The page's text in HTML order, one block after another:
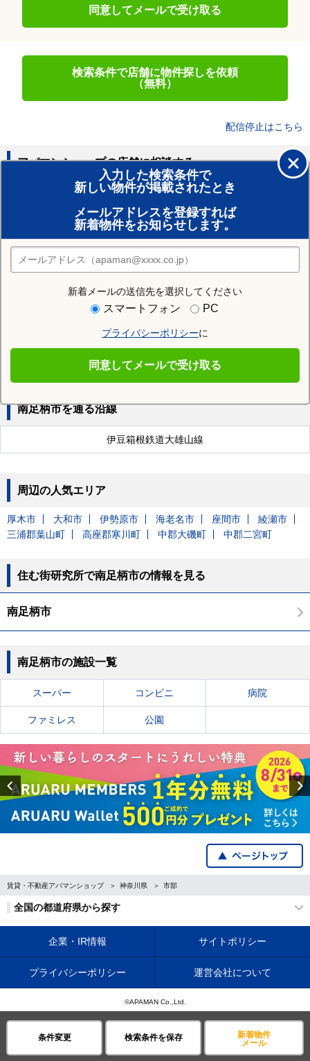
条件変更 検索条件を保存
新着物件
メール
同意してメールで受け取る
検索条件で店舗に物件探しを依頼
（無料）
配信停止はこちら
入力した検索条件で
新しい物件が掲載されたとき
メールアドレスを登録すれば
新着物件をお知らせします。
新着メールの送信先を選択してください
スマートフォン PC
プライバシーポリシーに
同意してメールで受け取る
アパマンショップの店舗に相談する
賃貸のプロがお部屋探し！
おまかせ物件リクエスト
住みたい街の店舗を探す
店舗検索
相模沼田駅
南足柄市を通る沿線
伊豆箱根鉄道大雄山線
周辺の人気エリア
厚木市 大和市 伊勢原市 海老名市 座間市
綾瀬市
三浦郡葉山町
高座郡寒川町 中郡大磯町 中郡二宮町
住む街研究所で南足柄市の情報を見る
南足柄市
南足柄市の施設一覧
スーパー コンビニ 病院
ファミレス 公園
Previous
賃貸・不動産アパマンショップ 神奈川県 市部
全国の都道府県から探す
企業・IR情報 サイトポリシー
プライバシーポリシー 運営会社について
©APAMAN Co.,Ltd.